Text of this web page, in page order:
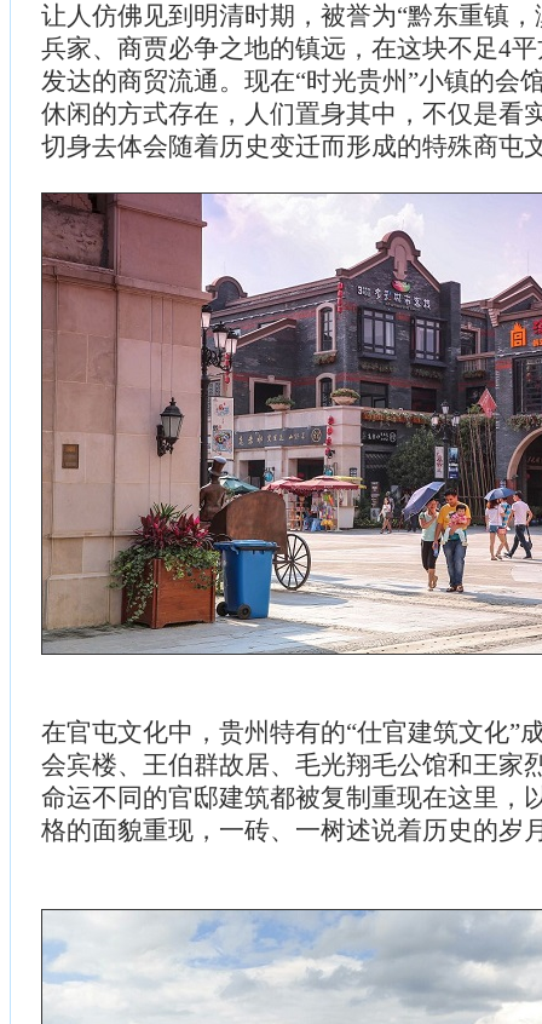
让人仿佛见到明清时期，被誉为“黔东重镇
兵家、商贾必争之地的镇远，在这块不足4
发达的商贸流通。现在“时光贵州”小镇的会
休闲的方式存在，人们置身其中，不仅是看
切身去体会随着历史变迁而形成的特殊商屯
在官屯文化中，贵州特有的“仕官建筑文化”
会宾楼、王伯群故居、毛光翔毛公馆和王家
命运不同的官邸建筑都被复制重现在这里，
格的面貌重现，一砖、一树述说着历史的岁